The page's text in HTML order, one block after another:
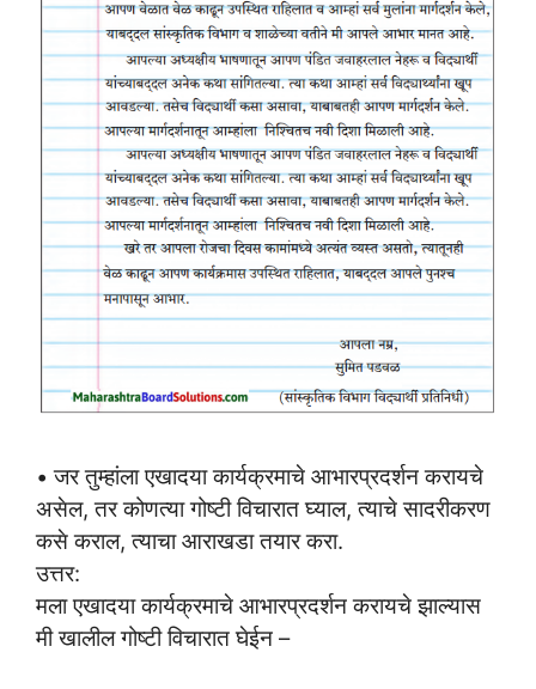
• जर तुम्हांला एखादया कार्यक्रमाचे आभारप्रदर्शन करायचे
असेल, तर कोणत्या गोष्टी विचारात घ्याल, त्याचे सादरीकरण
कसे कराल, त्याचा आराखडा तयार करा.
उत्तर:
मला एखादया कार्यक्रमाचे आभारप्रदर्शन करायचे झाल्यास
मी खालील गोष्टी विचारात घेईन –